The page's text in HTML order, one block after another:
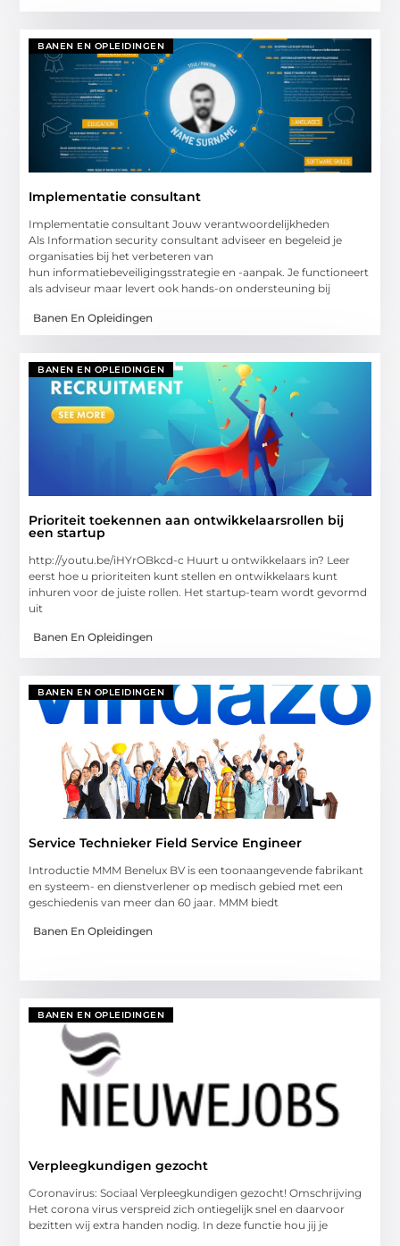
BANEN EN OPLEIDINGEN
Implementatie consultant
Implementatie consultant Jouw verantwoordelijkheden
Als Information security consultant adviseer en begeleid je
organisaties bij het verbeteren van
hun informatiebeveiligingsstrategie en -aanpak. Je functioneert
als adviseur maar levert ook hands-on ondersteuning bij
Banen En Opleidingen
BANEN EN OPLEIDINGEN
Prioriteit toekennen aan ontwikkelaarsrollen bij
een startup
http://youtu.be/iHYrOBkcd-c Huurt u ontwikkelaars in? Leer
eerst hoe u prioriteiten kunt stellen en ontwikkelaars kunt
inhuren voor de juiste rollen. Het startup-team wordt gevormd
uit
Banen En Opleidingen
BANEN EN OPLEIDINGEN
Service Technieker Field Service Engineer
Introductie MMM Benelux BV is een toonaangevende fabrikant
en systeem- en dienstverlener op medisch gebied met een
geschiedenis van meer dan 60 jaar. MMM biedt
Banen En Opleidingen
BANEN EN OPLEIDINGEN
Verpleegkundigen gezocht
Coronavirus: Sociaal Verpleegkundigen gezocht! Omschrijving
Het corona virus verspreid zich ontiegelijk snel en daarvoor
bezitten wij extra handen nodig. In deze functie hou jij je